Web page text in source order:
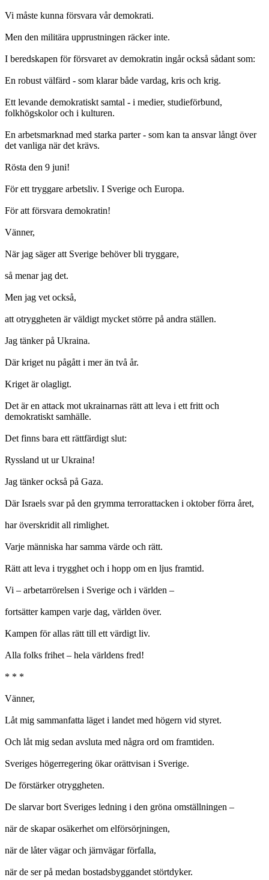
Vi måste kunna försvara vår demokrati.
Men den militära upprustningen räcker inte.
I beredskapen för försvaret av demokratin ingår också sådant som:
En robust välfärd - som klarar både vardag, kris och krig.
Ett levande demokratiskt samtal - i medier, studieförbund,
folkhögskolor och i kulturen.
En arbetsmarknad med starka parter - som kan ta ansvar långt över
det vanliga när det krävs.
Rösta den 9 juni!
För ett tryggare arbetsliv. I Sverige och Europa.
För att försvara demokratin!
Vänner,
När jag säger att Sverige behöver bli tryggare,
så menar jag det.
Men jag vet också,
att otryggheten är väldigt mycket större på andra ställen.
Jag tänker på Ukraina.
Där kriget nu pågått i mer än två år.
Kriget är olagligt.
Det är en attack mot ukrainarnas rätt att leva i ett fritt och
demokratiskt samhälle.
Det finns bara ett rättfärdigt slut:
Ryssland ut ur Ukraina!
Jag tänker också på Gaza.
Där Israels svar på den grymma terrorattacken i oktober förra året,
har överskridit all rimlighet.
Varje människa har samma värde och rätt.
Rätt att leva i trygghet och i hopp om en ljus framtid.
Vi – arbetarrörelsen i Sverige och i världen –
fortsätter kampen varje dag, världen över.
Kampen för allas rätt till ett värdigt liv.
Alla folks frihet – hela världens fred!
* * *
Vänner,
Låt mig sammanfatta läget i landet med högern vid styret.
Och låt mig sedan avsluta med några ord om framtiden.
Sveriges högerregering ökar orättvisan i Sverige.
De förstärker otryggheten.
De slarvar bort Sveriges ledning i den gröna omställningen –
när de skapar osäkerhet om elförsörjningen,
när de låter vägar och järnvägar förfalla,
när de ser på medan bostadsbyggandet störtdyker.